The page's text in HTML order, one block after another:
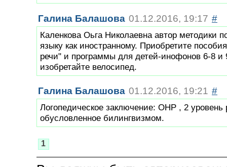
Галина Балашова 01.12.2016, 19:17 #
Каленкова Оьга Николаевна автор методики
языку как иностранному. Приобретите
речи" и программы для детей-инофонов 6-8 и
изобретайте велосипед.
Галина Балашова 01.12.2016, 19:21 #
Логопедическое заключение: ОНР , 2 уровень
обусловленное билингвизмом.
1